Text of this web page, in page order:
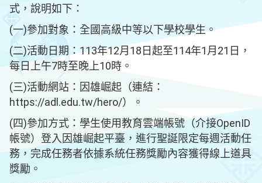
式，說明如下：
(一)參加對象：全國高級中等以下學校學生。
(二)活動日期：113年12月18日起至114年1月21日，
每日上午7時至晚上10時。
(三)活動網站：因雄崛起（連結：
https://adl.edu.tw/hero/）。
(四)參加方式：學生使用教育雲端帳號（介接OpenID
帳號）登入因雄崛起平臺，進行聖誕限定每週活動任
務，完成任務者依據系統任務獎勵內容獲得線上道具
獎勵。